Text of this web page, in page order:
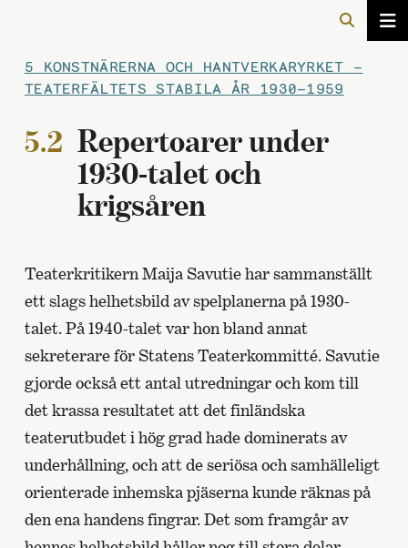
5 KONSTNÄRERNA OCH HANTVERKARYRKET –
TEATERFÄLTETS STABILA ÅR 1930–1959
5.2 Repertoarer under
1930-talet och
krigsåren
Teaterkritikern Maija Savutie har sammanställt
ett slags helhetsbild av spelplanerna på 1930-
talet. På 1940-talet var hon bland annat
sekreterare för Statens Teaterkommitté. Savutie
gjorde också ett antal utredningar och kom till
det krassa resultatet att det finländska
teaterutbudet i hög grad hade dominerats av
underhållning, och att de seriösa och samhälleligt
orienterade inhemska pjäserna kunde räknas på
den ena handens fingrar. Det som framgår av